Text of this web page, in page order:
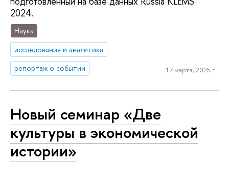
2024.
Наука
исследования и аналитика
репортаж о событии
17 марта, 2025 г.
Новый семинар «Две
культуры в экономической
истории»